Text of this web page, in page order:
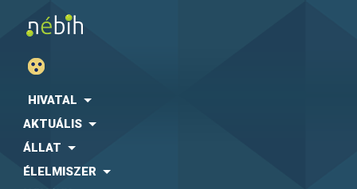
HIVATAL
AKTUÁLIS
ÁLLAT
ÉLELMISZER